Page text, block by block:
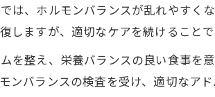
男性と女性で異なるホルモン
抜け毛対策は男女でホル
男性と女性の抜け毛ホル
女性ホルモンと男性ホル
は、ホルモンバランスが乱れやすく
しますが、適切なケアを続けることで
を整え、栄養バランスの良い食事を
ンバランスの検査を受け、適切なア